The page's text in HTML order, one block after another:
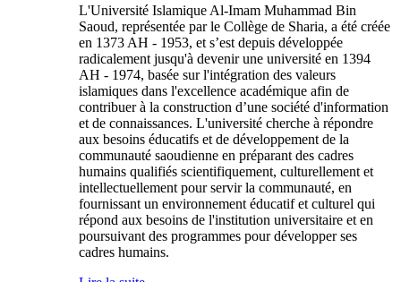
L'Université Islamique Al-Imam Muhammad Bin
Saoud, représentée par le Collège de Sharia, a été créée
en 1373 AH - 1953, et s’est depuis développée
radicalement jusqu'à devenir une université en 1394
AH - 1974, basée sur l'intégration des valeurs
islamiques dans l'excellence académique afin de
contribuer à la construction d’une société d'information
et de connaissances. L'université cherche à répondre
aux besoins éducatifs et de développement de la
communauté saoudienne en préparant des cadres
humains qualifiés scientifiquement, culturellement et
intellectuellement pour servir la communauté, en
fournissant un environnement éducatif et culturel qui
répond aux besoins de l'institution universitaire et en
poursuivant des programmes pour développer ses
cadres humains.